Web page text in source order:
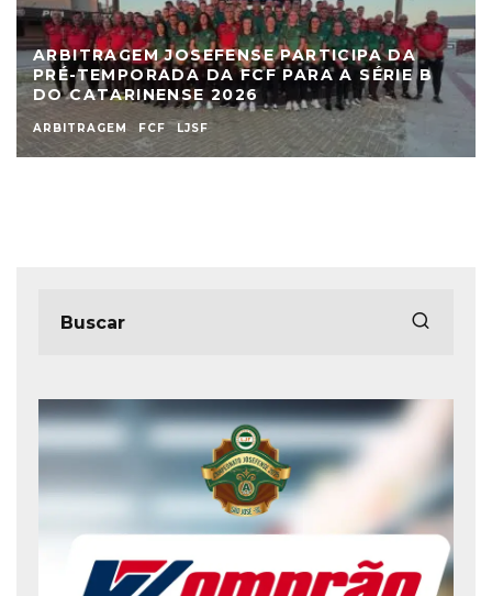
ARBITRAGEM JOSEFENSE PARTICIPA DA
PRÉ-TEMPORADA DA FCF PARA A SÉRIE B
DO CATARINENSE 2026
ARBITRAGEM FCF LJSF